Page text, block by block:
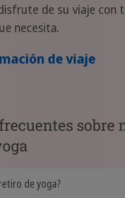
de su viaje con
necesita.
de viaje
sobre
de yoga?